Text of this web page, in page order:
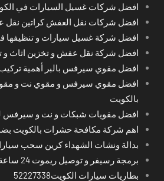
افضل شركات غسيل السيارات في
افضل شركات نقل العفش كراتين
افضل شركة غسيل سيارات و تنظيفها
افضل شركة نقل عفش و تخزين اثاث و
افضل مقوي سيرفس بالبر أهمية
افضل مقوي سيرفس و مقوي نت و
بالكويت
افضل مقويات شبكات و نت و سيرفس
اهم شركة مكافحة حشرات بالكويت
بدالة ونشات الشهداء كرين سحب
برمجة رسيفر و توصيل ريموت 24 ساعة في محافظات الكويت
بطاريات سيارات الكويت52227338